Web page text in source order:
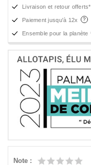
Livraison et retour offerts*
Paiement jusqu'à 12x
Ensemble pour la planète
Note :